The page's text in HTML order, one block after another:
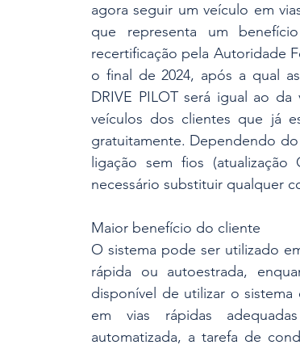
agora seguir um veículo em
que representa um
recertificação pela Autoridade
o final de 2024, após a qual
DRIVE PILOT será igual ao
veículos dos clientes que já
gratuitamente. Dependendo
ligação sem fios
necessário substituir qualquer
Maior benefício do cliente
O sistema pode ser utilizado
rápida ou autoestrada,
disponível de utilizar o
em vias rápidas
automatizada, a tarefa de